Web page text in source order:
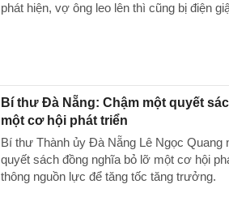
phát hiện, vợ ông leo lên thì cũng bị điện
Bí thư Đà Nẵng: Chậm một quyết
một cơ hội phát triển
Bí thư Thành ủy Đà Nẵng Lê Ngọc Quang
quyết sách đồng nghĩa bỏ lỡ một cơ hội
thông nguồn lực để tăng tốc tăng trưởng.